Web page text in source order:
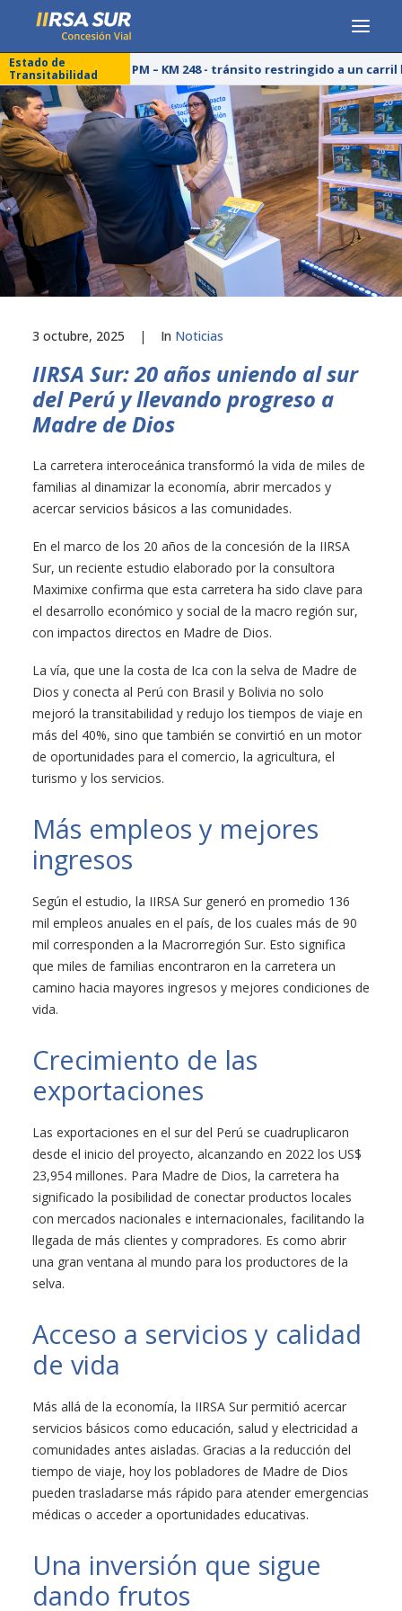
CONCESIONARIA
SERVICIOS
RESPONSABILIDAD SOCIAL
PUBLICACIONES
PRENSA
LÍNEA DE ÉTICA
Estado de
Transitabilidad
25/07/26 – 03:00 PM – KM 248 - tránsito restringido a un carril
3 octubre, 2025 | In Noticias
IIRSA Sur: 20 años uniendo al sur
del Perú y llevando progreso a
Madre de Dios
La carretera interoceánica transformó la vida de miles de
familias al dinamizar la economía, abrir mercados y
acercar servicios básicos a las comunidades.
En el marco de los 20 años de la concesión de la IIRSA
Sur, un reciente estudio elaborado por la consultora
Maximixe confirma que esta carretera ha sido clave para
el desarrollo económico y social de la macro región sur,
con impactos directos en Madre de Dios.
La vía, que une la costa de Ica con la selva de Madre de
Dios y conecta al Perú con Brasil y Bolivia no solo
mejoró la transitabilidad y redujo los tiempos de viaje en
más del 40%, sino que también se convirtió en un motor
de oportunidades para el comercio, la agricultura, el
turismo y los servicios.
Más empleos y mejores
ingresos
Según el estudio, la IIRSA Sur generó en promedio 136
mil empleos anuales en el país, de los cuales más de 90
mil corresponden a la Macrorregión Sur. Esto significa
que miles de familias encontraron en la carretera un
camino hacia mayores ingresos y mejores condiciones de
vida.
Crecimiento de las
exportaciones
Las exportaciones en el sur del Perú se cuadruplicaron
desde el inicio del proyecto, alcanzando en 2022 los US$
23,954 millones. Para Madre de Dios, la carretera ha
significado la posibilidad de conectar productos locales
con mercados nacionales e internacionales, facilitando la
llegada de más clientes y compradores. Es como abrir
una gran ventana al mundo para los productores de la
selva.
Acceso a servicios y calidad
de vida
Más allá de la economía, la IIRSA Sur permitió acercar
servicios básicos como educación, salud y electricidad a
comunidades antes aisladas. Gracias a la reducción del
tiempo de viaje, hoy los pobladores de Madre de Dios
pueden trasladarse más rápido para atender emergencias
médicas o acceder a oportunidades educativas.
Una inversión que sigue
dando frutos